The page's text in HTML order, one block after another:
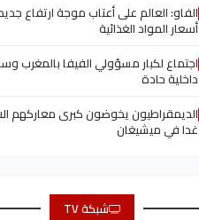
الفاو: العالم على أعتاب موجة ارتفاع
أسعار المواد الغذائية
اجتماع لكبار مسؤولي الفيفا بالمغرب
داخلية حادة
الديمقراطيون يخوضون كبرى معاركهم
غدا في ميشيغان
شبكة TV